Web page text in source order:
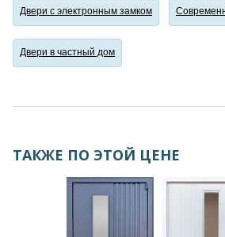
Двери с электронным замком
Двери в частный дом
ТАКЖЕ ПО ЭТОЙ ЦЕНЕ